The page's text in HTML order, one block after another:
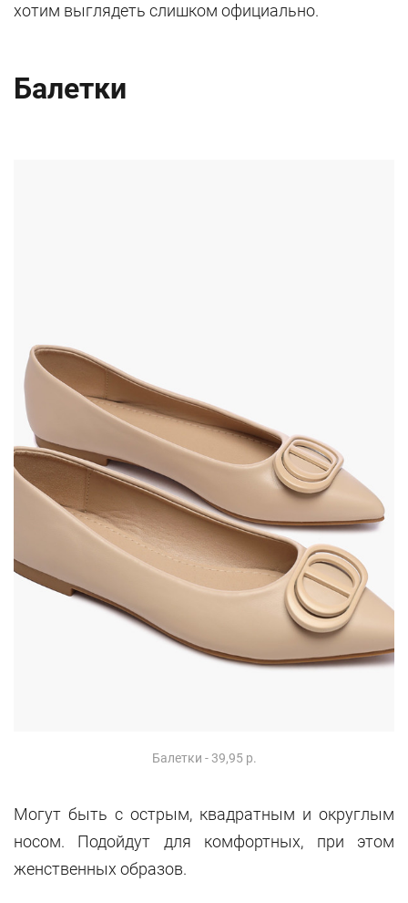
хотим выглядеть слишком официально.
Балетки
Балетки - 39,95 р.
Могут быть с острым, квадратным и округлым
носом. Подойдут для комфортных, при этом
женственных образов.